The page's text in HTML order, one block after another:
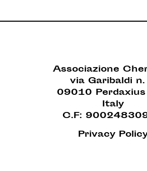
Associazione
via Garibaldi
09010 Perdaxius
Italy
C.F:
Privacy